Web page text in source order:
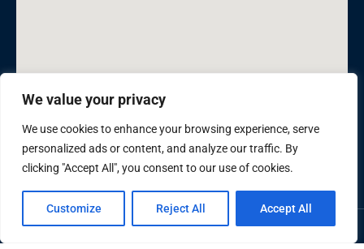
We value your privacy
We use cookies to enhance your browsing experience, serve
personalized ads or content, and analyze our traffic. By
clicking "Accept All", you consent to our use of cookies.
Customize Reject All Accept All
Bản quyền thuộc Đại sứ quán Việt Nam tại Ba Lan